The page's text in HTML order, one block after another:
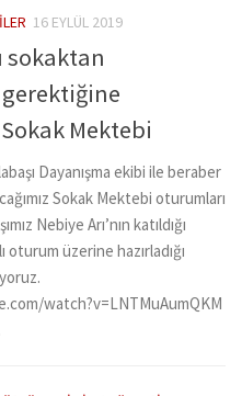
16 EYLÜL 2019
sokaktan
Mektebi
Dayanışma ekibi ile beraber
Sokak Mektebi oturumları
Nebiye Arı’nın katıldığı
oturum üzerine hazırladığı
watch?v=LNTMuAumQKM